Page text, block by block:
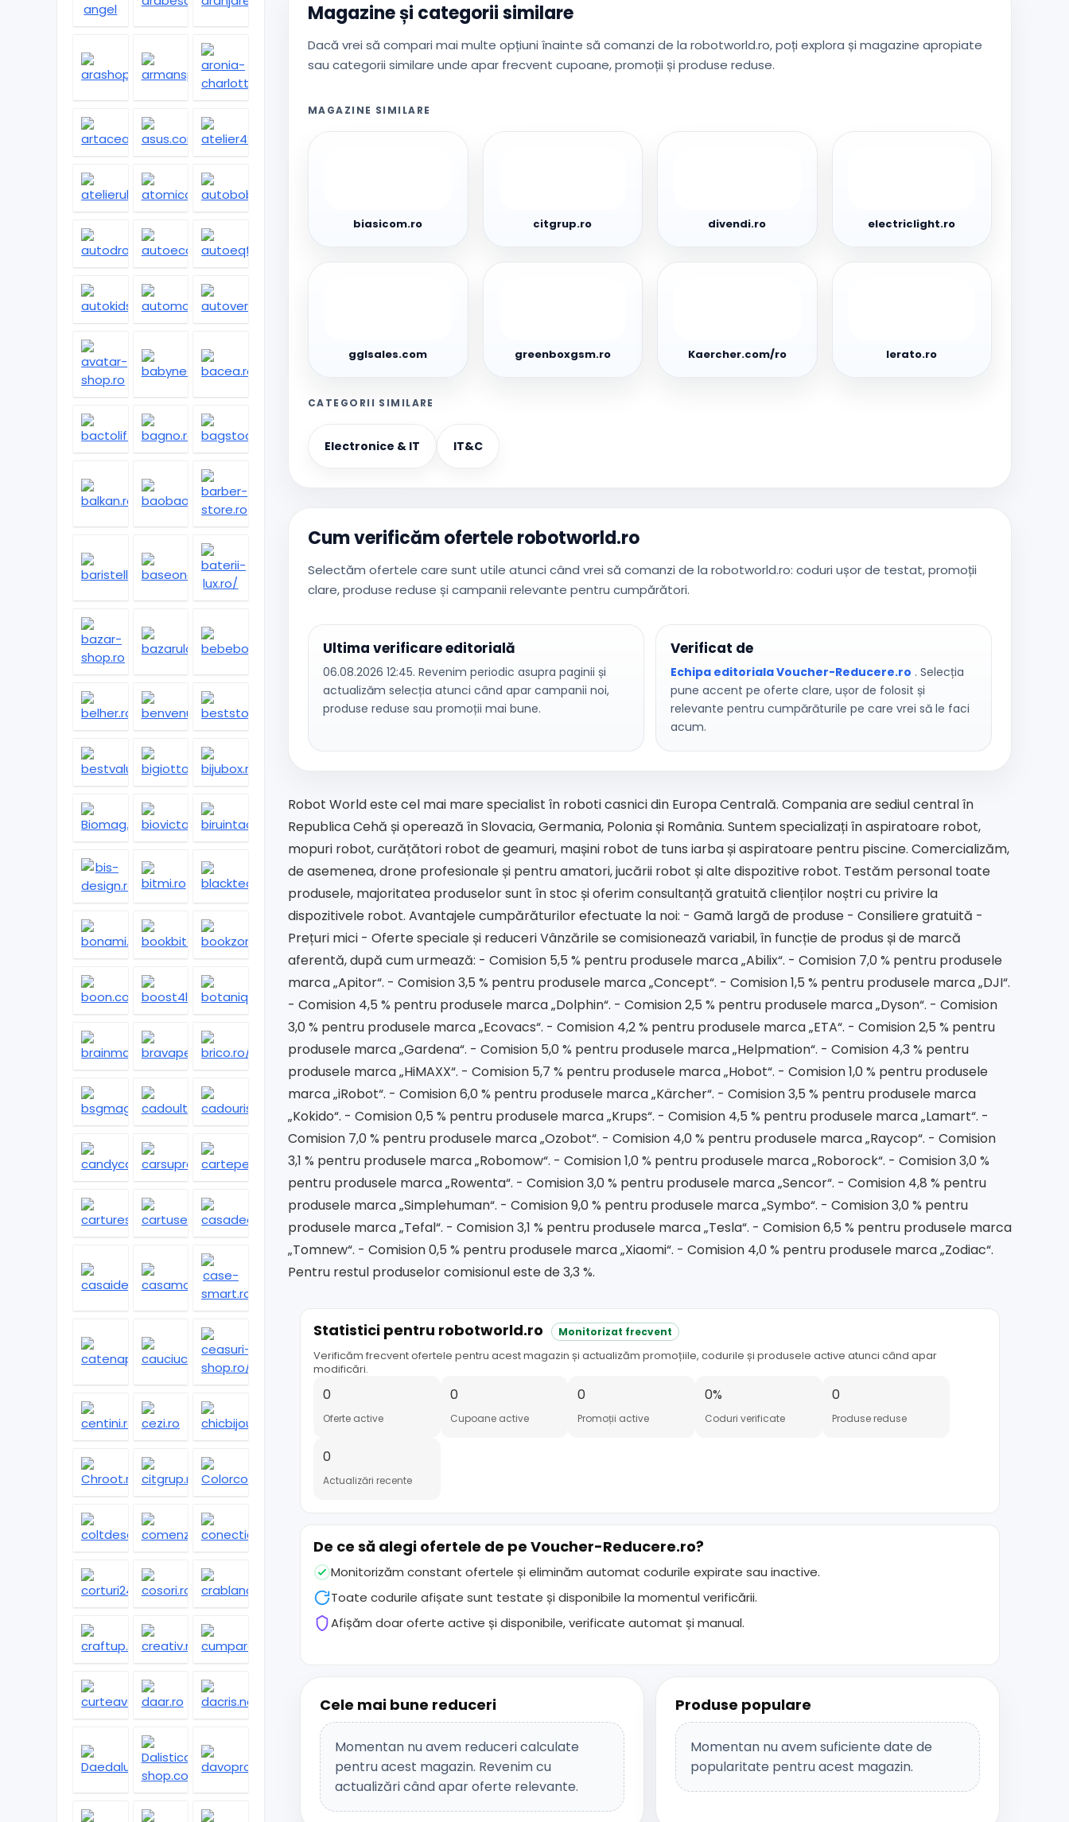
Magazine și categorii similare
Dacă vrei să compari mai multe opțiuni înainte să comanzi de la robotworld.ro, poți explora și magazine apropiate
sau categorii similare unde apar frecvent cupoane, promoții și produse reduse.
MAGAZINE SIMILARE
biasicom.ro citgrup.ro divendi.ro electriclight.ro
gglsales.com greenboxgsm.ro Kaercher.com/ro lerato.ro
CATEGORII SIMILARE
Electronice & IT IT&C
Cum verificăm ofertele robotworld.ro
Selectăm ofertele care sunt utile atunci când vrei să comanzi de la robotworld.ro: coduri ușor de testat, promoții
clare, produse reduse și campanii relevante pentru cumpărători.
Ultima verificare editorială
06.08.2026 12:45. Revenim periodic asupra paginii și
actualizăm selecția atunci când apar campanii noi,
produse reduse sau promoții mai bune.
Verificat de
Echipa editoriala Voucher-Reducere.ro . Selecția
pune accent pe oferte clare, ușor de folosit și
relevante pentru cumpărăturile pe care vrei să le faci
acum.
Robot World este cel mai mare specialist în roboti casnici din Europa Centrală. Compania are sediul central în
Republica Cehă și operează în Slovacia, Germania, Polonia și România. Suntem specializați în aspiratoare robot,
mopuri robot, curățători robot de geamuri, mașini robot de tuns iarba și aspiratoare pentru piscine. Comercializăm,
de asemenea, drone profesionale și pentru amatori, jucării robot și alte dispozitive robot. Testăm personal toate
produsele, majoritatea produselor sunt în stoc și oferim consultanță gratuită clienților noștri cu privire la
dispozitivele robot. Avantajele cumpărăturilor efectuate la noi: - Gamă largă de produse - Consiliere gratuită -
Prețuri mici - Oferte speciale și reduceri Vânzările se comisionează variabil, în funcție de produs și de marcă
aferentă, după cum urmează: - Comision 5,5 % pentru produsele marca „Abilix“. - Comision 7,0 % pentru produsele
marca „Apitor“. - Comision 3,5 % pentru produsele marca „Concept“. - Comision 1,5 % pentru produsele marca „DJI“.
- Comision 4,5 % pentru produsele marca „Dolphin“. - Comision 2,5 % pentru produsele marca „Dyson“. - Comision
3,0 % pentru produsele marca „Ecovacs“. - Comision 4,2 % pentru produsele marca „ETA“. - Comision 2,5 % pentru
produsele marca „Gardena“. - Comision 5,0 % pentru produsele marca „Helpmation“. - Comision 4,3 % pentru
produsele marca „HiMAXX“. - Comision 5,7 % pentru produsele marca „Hobot“. - Comision 1,0 % pentru produsele
marca „iRobot“. - Comision 6,0 % pentru produsele marca „Kärcher“. - Comision 3,5 % pentru produsele marca
„Kokido“. - Comision 0,5 % pentru produsele marca „Krups“. - Comision 4,5 % pentru produsele marca „Lamart“. -
Comision 7,0 % pentru produsele marca „Ozobot“. - Comision 4,0 % pentru produsele marca „Raycop“. - Comision
3,1 % pentru produsele marca „Robomow“. - Comision 1,0 % pentru produsele marca „Roborock“. - Comision 3,0 %
pentru produsele marca „Rowenta“. - Comision 3,0 % pentru produsele marca „Sencor“. - Comision 4,8 % pentru
produsele marca „Simplehuman“. - Comision 9,0 % pentru produsele marca „Symbo“. - Comision 3,0 % pentru
produsele marca „Tefal“. - Comision 3,1 % pentru produsele marca „Tesla“. - Comision 6,5 % pentru produsele marca
„Tomnew“. - Comision 0,5 % pentru produsele marca „Xiaomi“. - Comision 4,0 % pentru produsele marca „Zodiac“.
Pentru restul produselor comisionul este de 3,3 %.
Statistici pentru robotworld.ro Monitorizat frecvent
Verificăm frecvent ofertele pentru acest magazin și actualizăm promoțiile, codurile și produsele active atunci când apar
modificări.
0
Oferte active
0
Cupoane active
0
Promoții active
0%
Coduri verificate
0
Produse reduse
0
Actualizări recente
De ce să alegi ofertele de pe Voucher-Reducere.ro?
Monitorizăm constant ofertele și eliminăm automat codurile expirate sau inactive.
Toate codurile afișate sunt testate și disponibile la momentul verificării.
Afișăm doar oferte active și disponibile, verificate automat și manual.
Cele mai bune reduceri
Momentan nu avem reduceri calculate
pentru acest magazin. Revenim cu
actualizări când apar oferte relevante.
Produse populare
Momentan nu avem suficiente date de
popularitate pentru acest magazin.